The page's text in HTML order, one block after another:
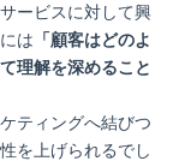
ービスに対して興
は 「顧客はどのよ
理解を深めること
ティングへ結びつ
を上げられるでし